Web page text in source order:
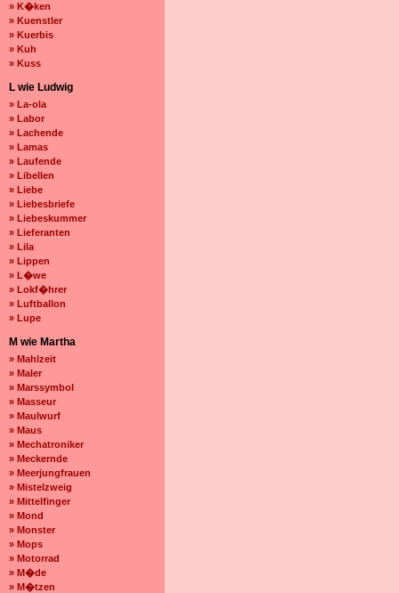
» K�ken
» Kuenstler
» Kuerbis
» Kuh
» Kuss
L wie Ludwig
» La-ola
» Labor
» Lachende
» Lamas
» Laufende
» Libellen
» Liebe
» Liebesbriefe
» Liebeskummer
» Lieferanten
» Lila
» Lippen
» L�we
» Lokf�hrer
» Luftballon
» Lupe
M wie Martha
» Mahlzeit
» Maler
» Marssymbol
» Masseur
» Maulwurf
» Maus
» Mechatroniker
» Meckernde
» Meerjungfrauen
» Mistelzweig
» Mittelfinger
» Mond
» Monster
» Mops
» Motorrad
» M�de
» M�tzen